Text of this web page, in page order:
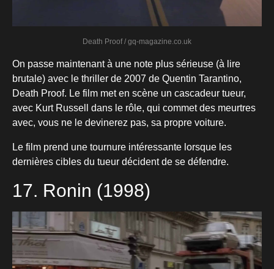
Death Proof / gq-magazine.co.uk
On passe maintenant à une note plus sérieuse (à lire
brutale) avec le thriller de 2007 de Quentin Tarantino,
Death Proof. Le film met en scène un cascadeur tueur,
avec Kurt Russell dans le rôle, qui commet des meurtres
avec, vous ne le devinerez pas, sa propre voiture.
Le film prend une tournure intéressante lorsque les
dernières cibles du tueur décident de se défendre.
17. Ronin (1998)